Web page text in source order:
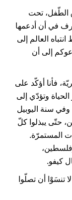
الطّفل، تحت
في أن أدعمها
العالم إلى
إلى أن
فأنا أؤكّد على
وتؤدّي إلى
سنة اليوبيل
حتّى يبذلوا كلّ
المستمرّة.
كيفو.
تنسَوْا أن تصلّوا